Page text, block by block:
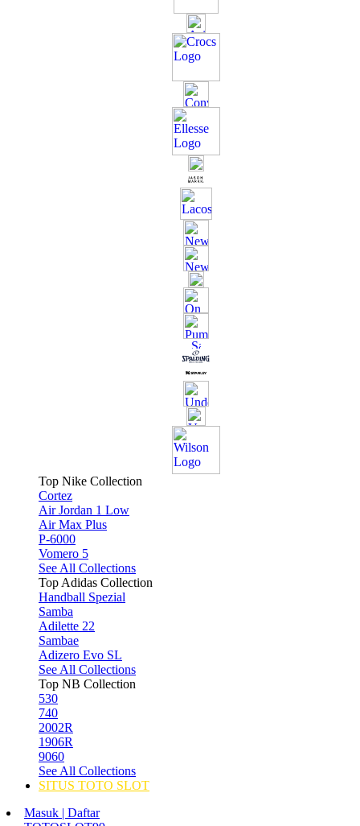
Top Nike Collection
Cortez
Air Jordan 1 Low
Air Max Plus
P-6000
Vomero 5
See All Collections
Top Adidas Collection
Handball Spezial
Samba
Adilette 22
Sambae
Adizero Evo SL
See All Collections
Top NB Collection
530
740
2002R
1906R
9060
See All Collections
SITUS TOTO SLOT
Masuk | Daftar